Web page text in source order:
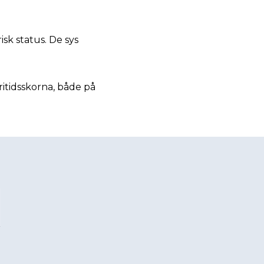
status. De sys
både på